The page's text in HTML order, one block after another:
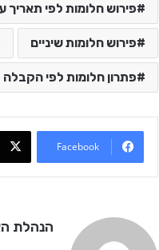
פירוש חלומות לפי תאריך
פירוש חלומות שיניים
פתרון חלומות לפי
Facebook
הנהלת